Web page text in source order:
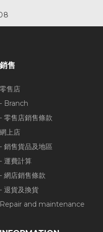
銷售
零售店
- Branch
- 零售店銷售條款
網上店
- 銷售貨品及地區
- 運費計算
- 網店銷售條款
- 退貨及換貨
Repair and maintenance